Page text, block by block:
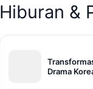
Hiburan &
Drama